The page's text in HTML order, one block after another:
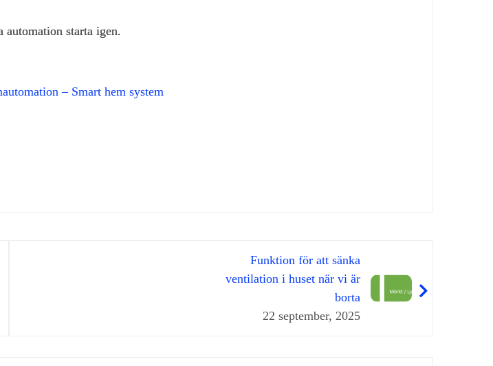
starta igen.
– Smart hem system
Funktion för att sänka
ventilation i huset när vi är
borta
22 september, 2025